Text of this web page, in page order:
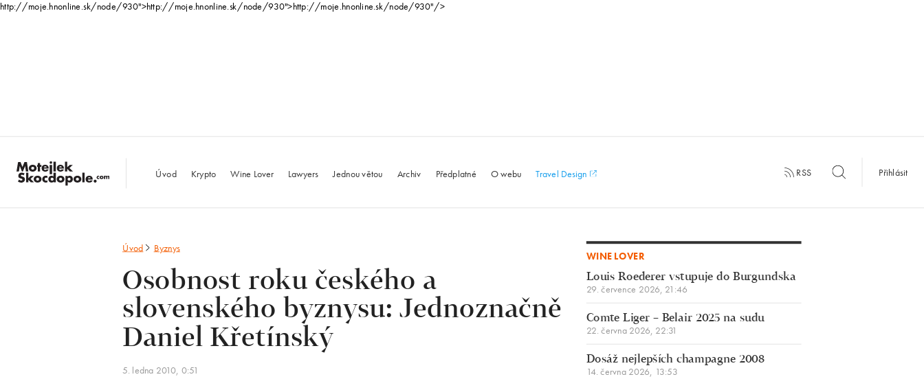
http://moje.hnonline.sk/node/930">http://moje.hnonline.sk/node/930">http://moje.hnonline.sk/node/930"/>
MotejlekSkocdopole.com
Úvod Krypto Wine Lover Lawyers Jednou větou Archiv Předplatné O webu Travel Design RSS Přihlásit
Úvod Byznys
Osobnost roku českého a
slovenského byznysu: Jednoznačně
Daniel Křetínský
5. ledna 2010, 0:51
WINE LOVER
Louis Roederer vstupuje do Burgundska
29. července 2026, 21:46
Comte Liger – Belair 2025 na sudu
22. června 2026, 22:31
Dosáž nejlepších champagne 2008
14. června 2026, 13:53